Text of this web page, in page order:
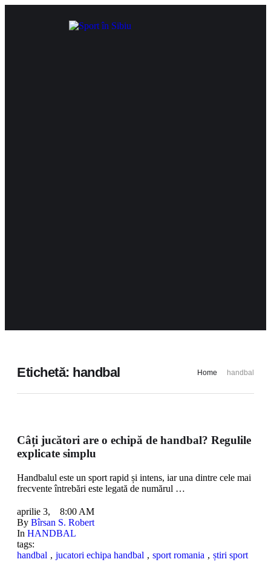
Etichetă: handbal Home handbal
Câți jucători are o echipă de handbal? Regulile
explicate simplu
Handbalul este un sport rapid și intens, iar una dintre cele mai
frecvente întrebări este legată de numărul …
aprilie 3,
8:00 AM
By Bîrsan S. Robert
In HANDBAL
tags:
handbal , jucatori echipa handbal , sport romania , știri sport